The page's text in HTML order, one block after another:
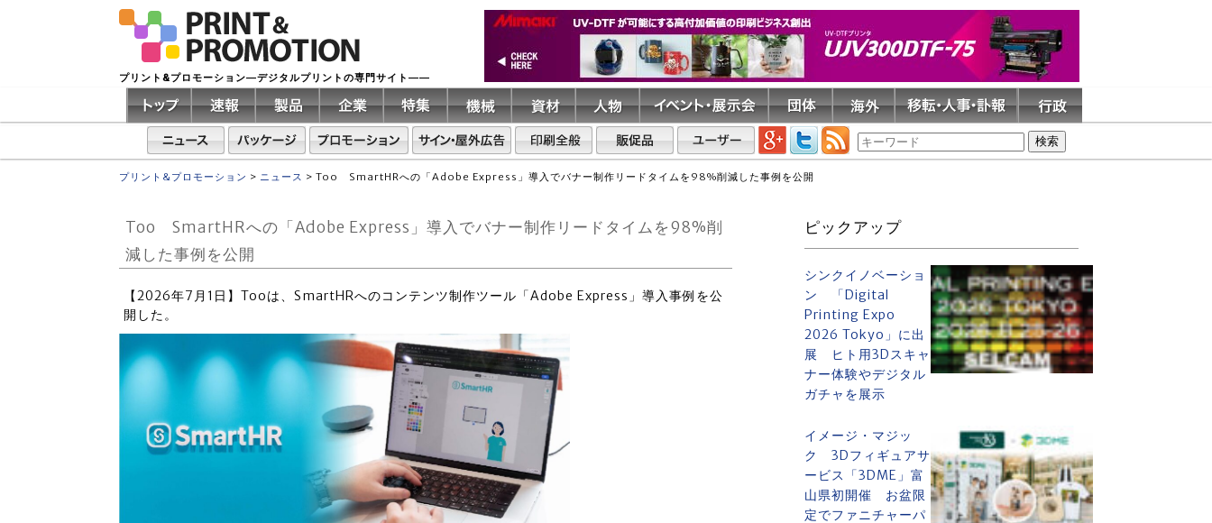
プリント&プロモーション―デジタルプリントの専門サイト――
プリント&プロモーション > ニュース > Too SmartHRへの「Adobe Express」導入でバナー制作リードタイムを98%削減した事例を公開
Too SmartHRへの「Adobe Express」導入でバナー制作リードタイムを98%削
減した事例を公開
【2026年7月1日】Tooは、SmartHRへのコンテンツ制作ツール「Adobe Express」導入事例を公
開した。
ピックアップ
シンクイノベーショ
ン 「Digital
Printing Expo
2026 Tokyo」に出
展 ヒト用3Dスキャ
ナー体験やデジタル
ガチャを展示
イメージ・マジッ
ク 3Dフィギュアサ
ービス「3DME」富
山県初開催 お盆限
定でファニチャーパ